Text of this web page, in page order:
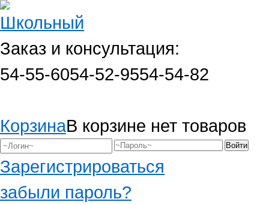
Заказ и консультация:
54-55-6054-52-9554-54-82
КорзинаВ корзине нет товаров
Зарегистрироваться
забыли пароль?